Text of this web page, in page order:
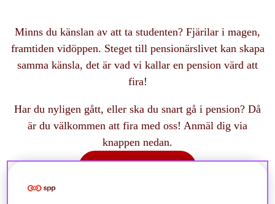
Minns du känslan av att ta studenten? Fjärilar i magen,
framtiden vidöppen. Steget till pensionärslivet kan skapa
samma känsla, det är vad vi kallar en pension värd att
fira!
Har du nyligen gått, eller ska du snart gå i pension? Då
är du välkommen att fira med oss! Anmäl dig via
knappen nedan.